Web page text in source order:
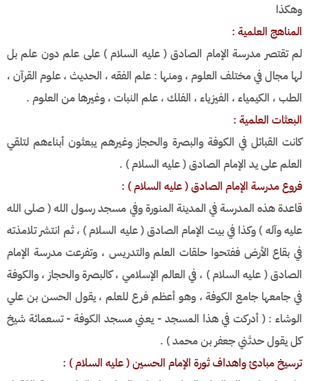
وهكذا
المناهج العلمية :
لم تقتصر مدرسة الإمام الصادق ( عليه السلام ) على علم دون علم بل
لها مجال في مختلف العلوم ، ومنها : علم الفقه ، الحديث ، علوم القرآن ،
الطب ، الكيمياء ، الفيزياء ، الفلك ، علم النبات ، وغيرها من العلوم .
البعثات العلمية :
كانت القبائل في الكوفة والبصرة والحجاز وغيرهم يبعثون أبناءهم لتلقي
العلم على يد الإمام الصادق ( عليه السلام ) .
فروع مدرسة الإمام الصادق ( عليه السلام ) :
قاعدة هذه المدرسة في المدينة المنورة وفي مسجد رسول الله ( صلى الله
عليه وآله ) وكذا في بيت الإمام الصادق ( عليه السلام ) ، ثم انتشر تلامذته
في بقاع الأرض ففتحوا حلقات العلم والتدريس ، وتفرعت مدرسة الإمام
الصادق ( عليه السلام ) ، في العالم الإسلامي ، كالبصرة والحجاز ، والكوفة
في جامعها جامع الكوفة ، وهو أعظم فرع للعلم ، يقول الحسن بن علي
الوشاء : ( أدركت في هذا المسجد - يعني مسجد الكوفة - تسعمائة شيخ
كل يقول حدثني جعفر بن محمد ) .
ترسيخ مبادئ واهداف ثورة الإمام الحسين ( عليه السلام ) :